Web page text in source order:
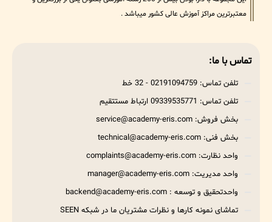
معتبرترین مراکز آموزش عالی کشور میباشد .
تماس با ما:
تلفن تماس: 02191094759 - 32 خط
تلفن تماس: 09339535771 ارتباط مستتقیم
بخش فروش: service@academy-eris.com
بخش فنی: technical@academy-eris.com
واحد نظارت: complaints@academy-eris.com
واحد مدیریت: manager@academy-eris.com
واحدتحقیق و توسعه : backend@academy-eris.com
تماشای نمونه کارها و نظرات مشتریان ما در شبکه SEEN